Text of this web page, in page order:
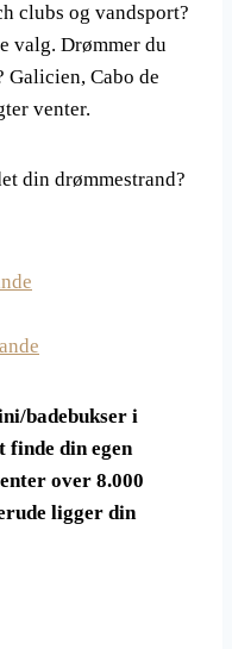
clubs og vandsport?
valg. Drømmer du
Galicien, Cabo de
venter.
din drømmestrand?
badebukser i
din egen
over 8.000
ligger din